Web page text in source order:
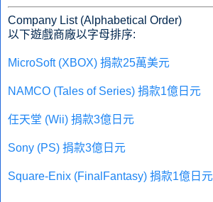
Company List (Alphabetical Order)
以下遊戲商廠以字母排序:
MicroSoft (XBOX) 捐款25萬美元
NAMCO (Tales of Series) 捐款1億日元
任天堂 (Wii) 捐款3億日元
Sony (PS) 捐款3億日元
Square-Enix (FinalFantasy) 捐款1億日元